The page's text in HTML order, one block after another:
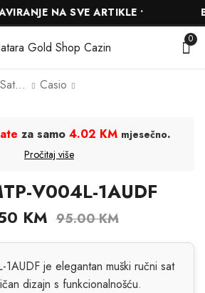
NA SVE ARTIKLE •
0
Muški Satovi Casio
Casio MTP-1335D-
1A2VDF
180.00 KM
Casio MTP-V004D-
1BUDF
za samo 4.02 KM mjesečno.
Pročitaj više
V004L-1AUDF
KM 95.00KM
je elegantan muški ručni sat
dizajn s funkcionalnošću.